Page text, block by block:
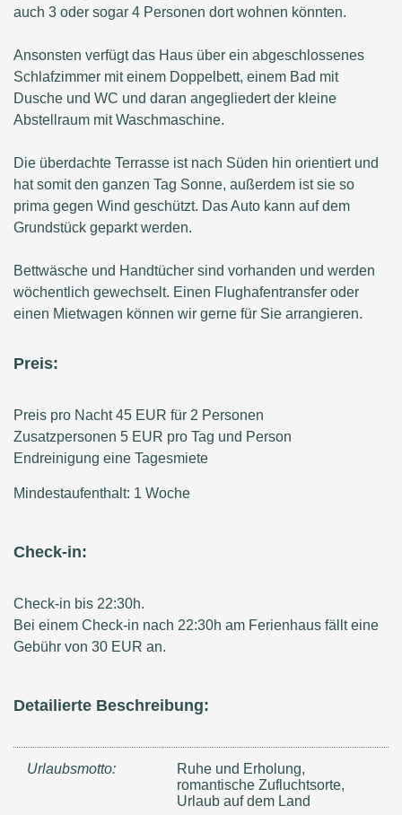
auch 3 oder sogar 4 Personen dort wohnen könnten.
Ansonsten verfügt das Haus über ein abgeschlossenes
Schlafzimmer mit einem Doppelbett, einem Bad mit
Dusche und WC und daran angegliedert der kleine
Abstellraum mit Waschmaschine.
Die überdachte Terrasse ist nach Süden hin orientiert und
hat somit den ganzen Tag Sonne, außerdem ist sie so
prima gegen Wind geschützt. Das Auto kann auf dem
Grundstück geparkt werden.
Bettwäsche und Handtücher sind vorhanden und werden
wöchentlich gewechselt. Einen Flughafentransfer oder
einen Mietwagen können wir gerne für Sie arrangieren.
Preis:
Preis pro Nacht 45 EUR für 2 Personen
Zusatzpersonen 5 EUR pro Tag und Person
Endreinigung eine Tagesmiete
Mindestaufenthalt: 1 Woche
Check-in:
Check-in bis 22:30h.
Bei einem Check-in nach 22:30h am Ferienhaus fällt eine
Gebühr von 30 EUR an.
Detailierte Beschreibung:
Urlaubsmotto:
Ruhe und Erholung,
romantische Zufluchtsorte,
Urlaub auf dem Land